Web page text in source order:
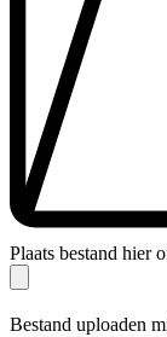
Plaats bestand hier
Bestand uploaden